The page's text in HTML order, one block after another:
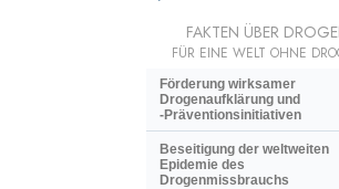
FAKTEN ÜBER
FÜR EINE WELT OHNE
Förderung wirksamer
Drogenaufklärung und
-Präventionsinitiativen
Beseitigung der weltweiten
Epidemie des
Drogenmissbrauchs